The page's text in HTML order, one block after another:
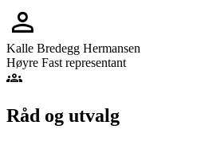
person
Kalle Bredegg Hermansen
Høyre Fast representant
groups
Råd og utvalg